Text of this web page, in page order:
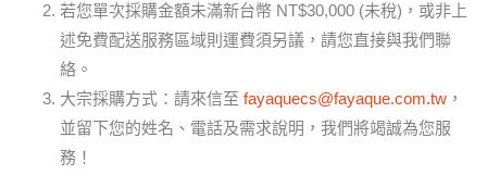
若您單次採購金額未滿新台幣 NT$30,000 (未稅)，或非上
述免費配送服務區域則運費須另議，請您直接與我們聯
絡。
大宗採購方式：請來信至 fayaquecs@fayaque.com.tw ，
並留下您的姓名、電話及需求說明，我們將竭誠為您服
務！